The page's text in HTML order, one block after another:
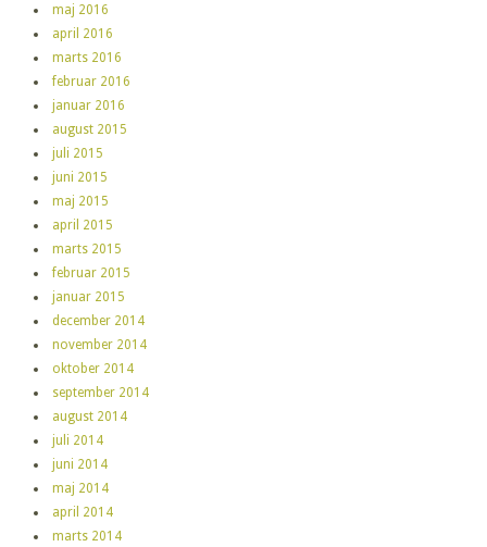
maj 2016
april 2016
marts 2016
februar 2016
januar 2016
august 2015
juli 2015
juni 2015
maj 2015
april 2015
marts 2015
februar 2015
januar 2015
december 2014
november 2014
oktober 2014
september 2014
august 2014
juli 2014
juni 2014
maj 2014
april 2014
marts 2014